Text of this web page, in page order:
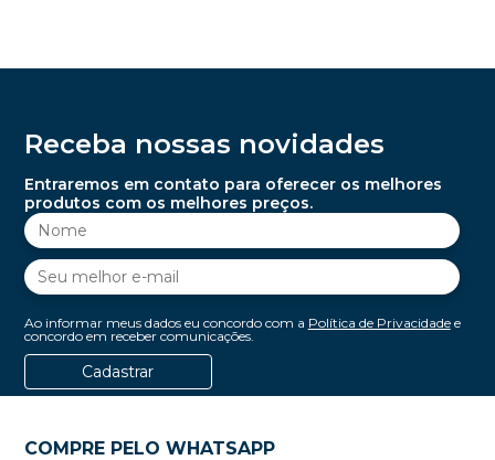
Receba nossas novidades
Entraremos em contato para oferecer os melhores
produtos com os melhores preços.
Ao informar meus dados eu concordo com a Política de Privacidadee
concordo em receber comunicações.
Cadastrar
COMPRE PELO WHATSAPP